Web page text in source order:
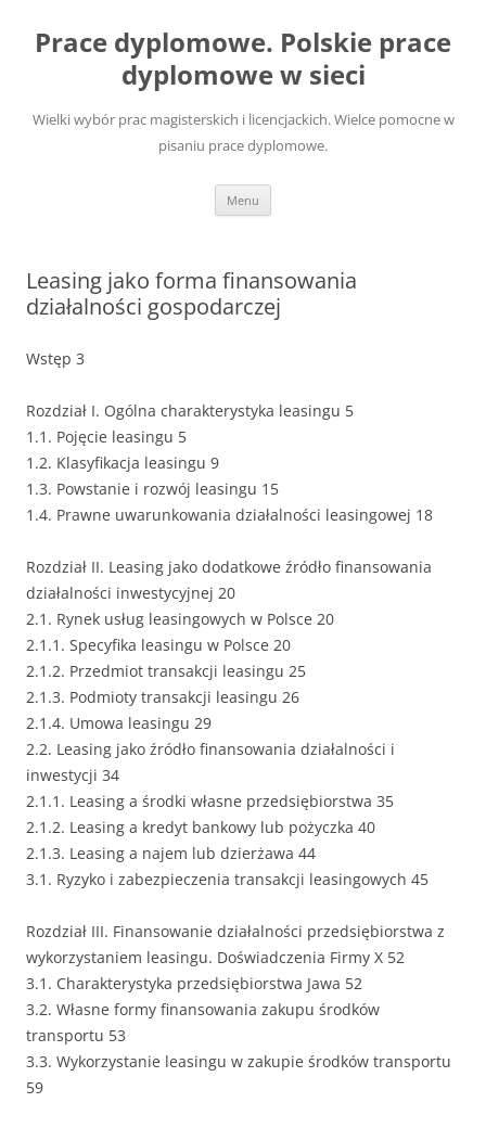
treści
Prace dyplomowe. Polskie prace
dyplomowe w sieci
Wielki wybór prac magisterskich i licencjackich. Wielce pomocne w
pisaniu prace dyplomowe.
Menu
Leasing jako forma finansowania
działalności gospodarczej
Wstęp 3
Rozdział I. Ogólna charakterystyka leasingu 5
1.1. Pojęcie leasingu 5
1.2. Klasyfikacja leasingu 9
1.3. Powstanie i rozwój leasingu 15
1.4. Prawne uwarunkowania działalności leasingowej 18
Rozdział II. Leasing jako dodatkowe źródło finansowania
działalności inwestycyjnej 20
2.1. Rynek usług leasingowych w Polsce 20
2.1.1. Specyfika leasingu w Polsce 20
2.1.2. Przedmiot transakcji leasingu 25
2.1.3. Podmioty transakcji leasingu 26
2.1.4. Umowa leasingu 29
2.2. Leasing jako źródło finansowania działalności i
inwestycji 34
2.1.1. Leasing a środki własne przedsiębiorstwa 35
2.1.2. Leasing a kredyt bankowy lub pożyczka 40
2.1.3. Leasing a najem lub dzierżawa 44
3.1. Ryzyko i zabezpieczenia transakcji leasingowych 45
Rozdział III. Finansowanie działalności przedsiębiorstwa z
wykorzystaniem leasingu. Doświadczenia Firmy X 52
3.1. Charakterystyka przedsiębiorstwa Jawa 52
3.2. Własne formy finansowania zakupu środków
transportu 53
3.3. Wykorzystanie leasingu w zakupie środków transportu
59